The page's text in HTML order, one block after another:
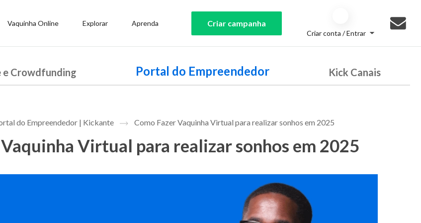
Vaquinha Online Explorar Aprenda Criar campanha
Criar conta / Entrar
e Crowdfunding Portal do Empreendedor Kick Canais
do Empreendedor | Kickante Como Fazer Vaquinha Virtual para realizar sonhos em 2025
Virtual para realizar sonhos em 2025